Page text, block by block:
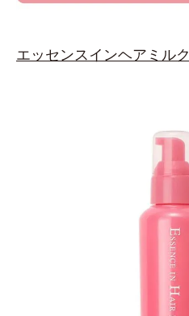
エッセンスインヘアミルク